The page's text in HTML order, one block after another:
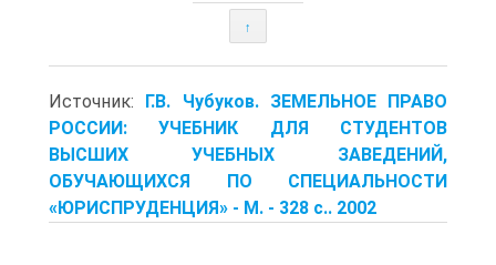
↑
Источник: Г.В. Чубуков. ЗЕМЕЛЬНОЕ ПРАВО
РОССИИ: УЧЕБНИК ДЛЯ СТУДЕНТОВ
ВЫСШИХ УЧЕБНЫХ ЗАВЕДЕНИЙ,
ОБУЧАЮЩИХСЯ ПО СПЕЦИАЛЬНОСТИ
«ЮРИСПРУДЕНЦИЯ» - М. - 328 с.. 2002